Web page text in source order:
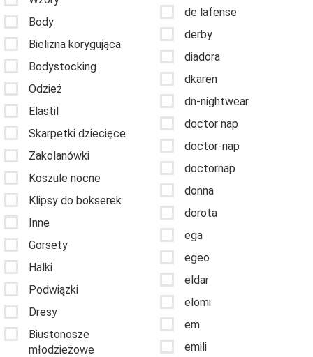
Body
Bielizna korygująca
Bodystocking
Odzież
Elastil
Skarpetki dziecięce
Zakolanówki
Koszule nocne
Klipsy do bokserek
Inne
Gorsety
Halki
Podwiązki
Dresy
Biustonosze
młodzieżowe
de lafense
derby
diadora
dkaren
dn-nightwear
doctor nap
doctor-nap
doctornap
donna
dorota
ega
egeo
eldar
elomi
em
emili